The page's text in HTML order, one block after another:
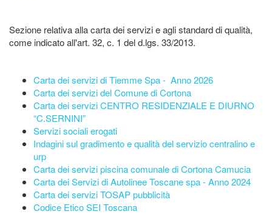
Sezione relativa alla carta dei servizi e agli standard di qualità,
come indicato all'art. 32, c. 1 del d.lgs. 33/2013.
Carta dei servizi di Tiemme Spa - Anno 2026
Carta dei servizi del Comune di Cortona
Carta dei servizi CENTRO RESIDENZIALE E DIURNO
“C.SERNINI”
Servizi sociali erogati
Indagini sul gradimento e qualità del servizio centralino e
urp
Carta dei servizi piscina comunale di Cortona Camucia
Carta dei Servizi di Autolinee Toscane spa - Anno 2024
Carta dei servizi TOSAP pubblicità
Codice Etico SEI Toscana